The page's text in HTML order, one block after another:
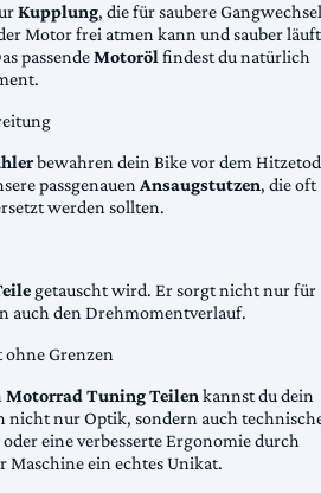
Kupplung, die für saubere Gangwechsel
Motor frei atmen kann und sauber
passendeMotorölfindest du natürlich
bewahren dein Bike vor dem
passgenauenAnsaugstutzen, die oft
werden sollten.
getauscht wird. Er sorgt nicht nur für
auch den Drehmomentverlauf.
Grenzen
Motorrad Tuning Teilenkannst du dein
nicht nur Optik, sondern auch
oder eine verbesserte Ergonomie durch
Maschine ein echtes Unikat.